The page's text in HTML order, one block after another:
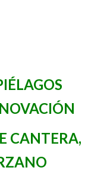
CANTERA,